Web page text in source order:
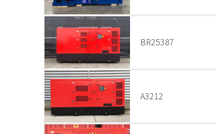
BR25387
A3212